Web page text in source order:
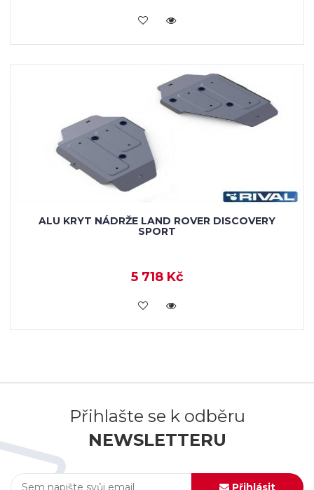
KOUPIT
ALU KRYT NÁDRŽE LAND ROVER DISCOVERY
SPORT
5 718 Kč
KOUPIT
Přihlašte se k odběru
NEWSLETTERU
Přihlásit